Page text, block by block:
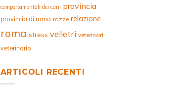
comportamentali dei cani provincia
provincia di roma razze relazione
roma stress velletri veterinari
veterinario
ARTICOLI RECENTI